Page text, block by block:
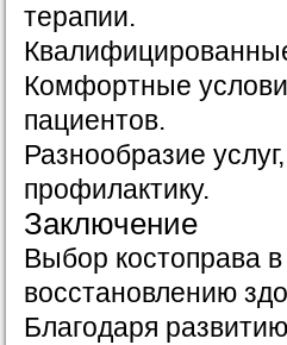
терапии.
Комфортные
пациентов.
Разнообразие
профилактику.
Заключение
Выбор костоправа
восстановлению
Благодаря